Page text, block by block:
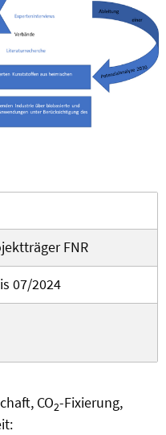
FNR
07/2024
CO2-Fixierung,